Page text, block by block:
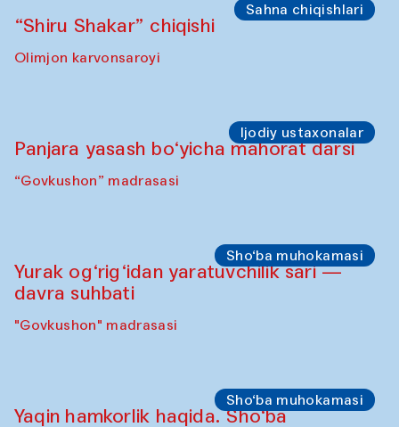
Sahna chiqishlari
“Shiru Shakar” chiqishi
Olimjon karvonsaroyi
Ijodiy ustaxonalar
Panjara yasash bo‘yicha mahorat darsi
“Govkushon” madrasasi
Sho‘ba muhokamasi
Yurak og‘rig‘idan yaratuvchilik sari —
davra suhbati
"Govkushon" madrasasi
Sho‘ba muhokamasi
Yaqin hamkorlik haqida. Sho‘ba